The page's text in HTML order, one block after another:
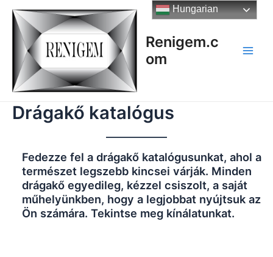
Skip
content
Renigem.c
om
Drágakő katalógus
Fedezze fel a drágakő katalógusunkat, ahol a
természet legszebb kincsei várják. Minden
drágakő egyedileg, kézzel csiszolt, a saját
műhelyünkben, hogy a legjobbat nyújtsuk az
Ön számára. Tekintse meg kínálatunkat.
Hungarian